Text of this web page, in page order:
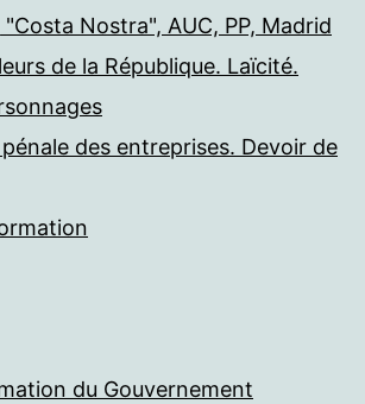
Nostra", AUC, PP, Madrid
de la République. Laïcité.
des entreprises. Devoir de
du Gouvernement